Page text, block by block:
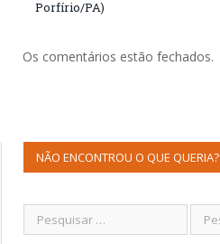
Porfírio/PA)
Os comentários estão fechados.
NÃO ENCONTROU O QUE QUERIA?